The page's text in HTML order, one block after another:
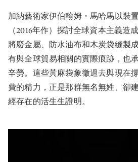
加納藝術家伊伯翰姆・馬哈馬以裝
（2016年作）探討全球資本主義造
將廢金屬、防水油布和木炭袋縫製
有與全球貿易相關的實際痕跡，也
辛勞。這些黃麻袋象徵過去與現在
費的精力，正是那群無名無姓、卻
經存在的活生生證明。